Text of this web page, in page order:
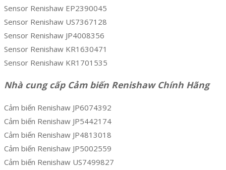
Sensor Renishaw EP2390045
Sensor Renishaw US7367128
Sensor Renishaw JP4008356
Sensor Renishaw KR1630471
Sensor Renishaw KR1701535
Nhà cung cấp Cảm biến Renishaw Chính Hãng
Cảm biến Renishaw JP6074392
Cảm biến Renishaw JP5442174
Cảm biến Renishaw JP4813018
Cảm biến Renishaw JP5002559
Cảm biến Renishaw US7499827